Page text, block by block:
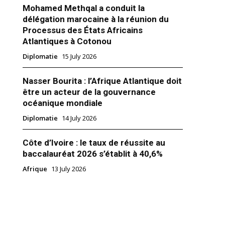
SNI sponsor officiel
Mohamed Methqal a conduit la
délégation marocaine à la réunion du
Processus des États Africains
Atlantiques à Cotonou
Diplomatie 15 July 2026
Nasser Bourita : l’Afrique Atlantique doit
être un acteur de la gouvernance
océanique mondiale
Diplomatie 14 July 2026
Côte d’Ivoire : le taux de réussite au
baccalauréat 2026 s’établit à 40,6%
Afrique 13 July 2026